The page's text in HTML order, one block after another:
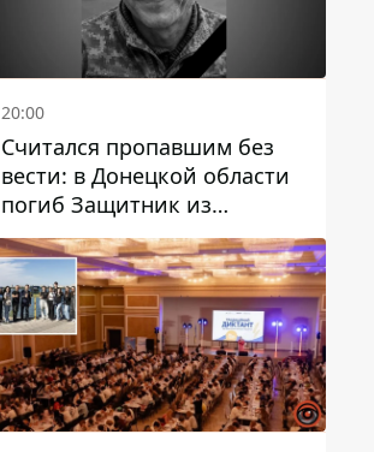
20:00
Считался пропавшим без
вести: в Донецкой области
погиб Защитник из
Каменского Антон
Красовский